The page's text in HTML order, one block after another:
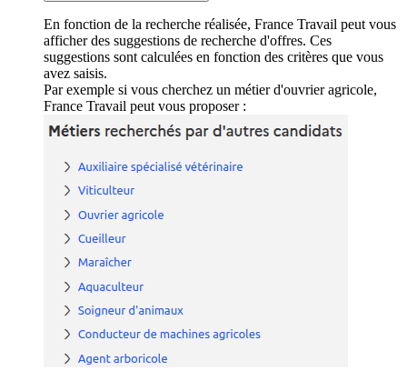
En fonction de la recherche réalisée, France Travail peut vous
afficher des suggestions de recherche d'offres. Ces
suggestions sont calculées en fonction des critères que vous
avez saisis.
Par exemple si vous cherchez un métier d'ouvrier agricole,
France Travail peut vous proposer :